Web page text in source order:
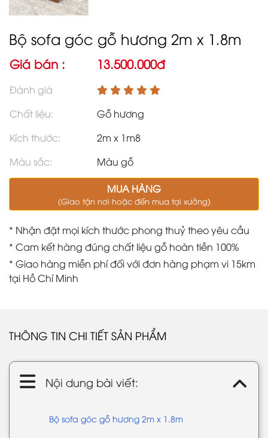
Bộ sofa góc gỗ hương 2m x 1.8m
Giá bán : 13.500.000đ
Đánh giá
Chất liệu:
Gỗ hương
Kích thước:
2m x 1m8
Màu sắc:
Màu gỗ
MUA HÀNG
(Giao tận nơi hoặc đến mua tại xưởng)
* Nhận đặt mọi kích thước phong thuỷ theo yêu cầu
* Cam kết hàng đúng chất liệu gỗ hoàn tiền 100%
* Giao hàng miễn phí đối với đơn hàng phạm vi 15km
tại Hồ Chí Minh
THÔNG TIN CHI TIẾT SẢN PHẨM
Nội dung bài viết:
Bộ sofa góc gỗ hương 2m x 1.8m